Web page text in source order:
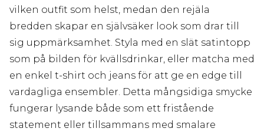
vilken outfit som helst, medan den rejäla
bredden skapar en självsäker look som drar till
sig uppmärksamhet. Styla med en slät satintopp
som på bilden för kvällsdrinkar, eller matcha med
en enkel t-shirt och jeans för att ge en edge till
vardagliga ensembler. Detta mångsidiga smycke
fungerar lysande både som ett fristående
statement eller tillsammans med smalare